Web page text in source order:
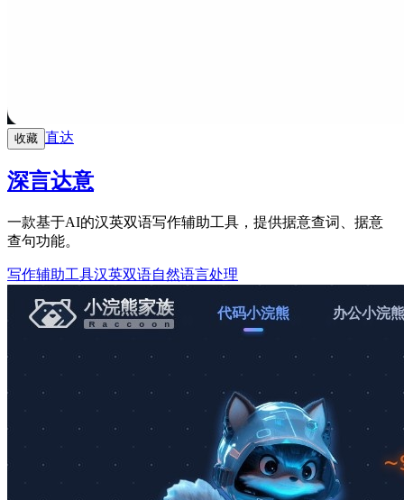
收藏 直达
深言达意
一款基于AI的汉英双语写作辅助工具，提供据意查词、据意
查句功能。
写作辅助工具汉英双语自然语言处理